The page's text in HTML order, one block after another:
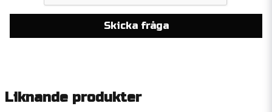
Ragnarök FRT-100 [Freya Series]
Skicka fråga
Liknande produkter